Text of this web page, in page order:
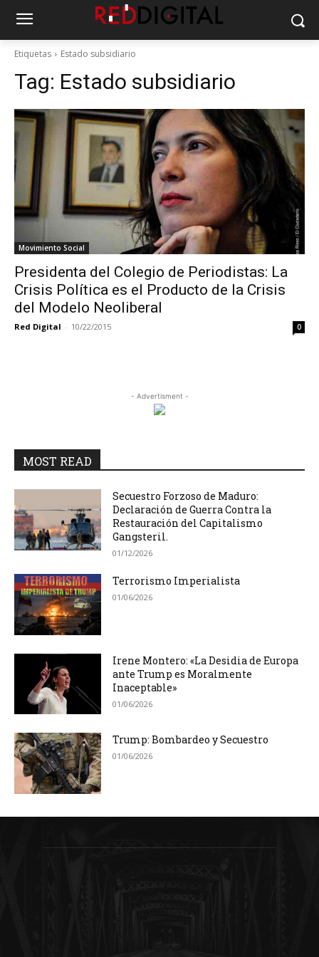
Etiquetas Estado subsidiario
Tag: Estado subsidiario
Movimiento Social
Presidenta del Colegio de Periodistas: La
Crisis Política es el Producto de la Crisis
del Modelo Neoliberal
Red Digital - 10/22/2015 0
- Advertisment -
MOST READ
Secuestro Forzoso de Maduro:
Declaración de Guerra Contra la
Restauración del Capitalismo
Gangsteril.
01/12/2026
Terrorismo Imperialista
01/06/2026
Irene Montero: «La Desidia de Europa
ante Trump es Moralmente
Inaceptable»
01/06/2026
Trump: Bombardeo y Secuestro
01/06/2026